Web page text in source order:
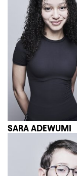
SARA ADEWUMI